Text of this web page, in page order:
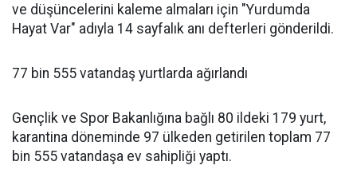
ve düşüncelerini kaleme almaları için "Yurdumda
Hayat Var" adıyla 14 sayfalık anı defterleri gönderildi.
77 bin 555 vatandaş yurtlarda ağırlandı
Gençlik ve Spor Bakanlığına bağlı 80 ildeki 179 yurt,
karantina döneminde 97 ülkeden getirilen toplam 77
bin 555 vatandaşa ev sahipliği yaptı.